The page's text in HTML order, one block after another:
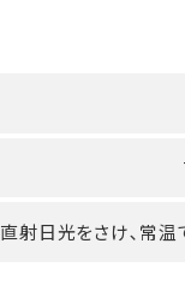
直射日光をさけ､常温